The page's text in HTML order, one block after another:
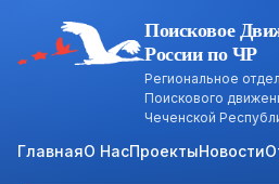
Поисковое
России по ЧР
Региональное
Поискового
Чеченской
ГлавнаяО НасПроектыНовости